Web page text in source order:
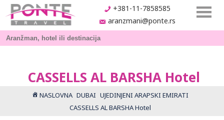
+381-11-7858585
aranzmani@ponte.rs
CASSELLS AL BARSHA Hotel
NASLOVNA DUBAI UJEDINJENI ARAPSKI EMIRATI
CASSELLS AL BARSHA Hotel